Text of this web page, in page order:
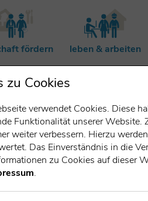
fördern leben & arbeiten
zu Cookies
verwendet Cookies. Diese
Funktionalität unserer Website.
weiter verbessern. Hierzu
Das Einverständnis in die
zu Cookies auf dieser
.